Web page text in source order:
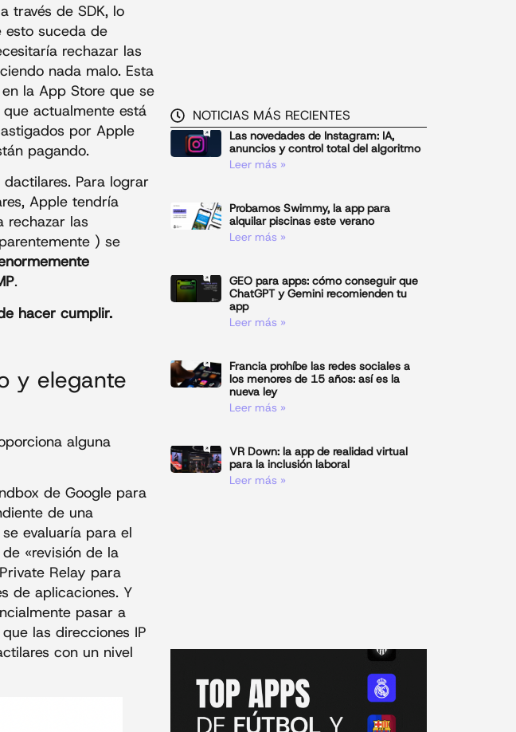
través de SDK, lo
esto suceda de
rechazar las
nada malo. Esta
la App Store que se
actualmente está
por Apple
pagando.
Para lograr
Apple tendría
las
) se
.
hacer cumplir.
y elegante
alguna
de Google para
de una
evaluaría para el
«revisión de la
Relay para
de aplicaciones. Y
pasar a
las direcciones IP
con un nivel
NOTICIAS MÁS RECIENTES
Las novedades de Instagram: IA,
anuncios y control total del algoritmo
Leer más »
Probamos Swimmy, la app para
alquilar piscinas este verano
Leer más »
GEO para apps: cómo conseguir que
ChatGPT y Gemini recomienden tu
app
Leer más »
Francia prohíbe las redes sociales a
los menores de 15 años: así es la
nueva ley
Leer más »
VR Down: la app de realidad virtual
para la inclusión laboral
Leer más »